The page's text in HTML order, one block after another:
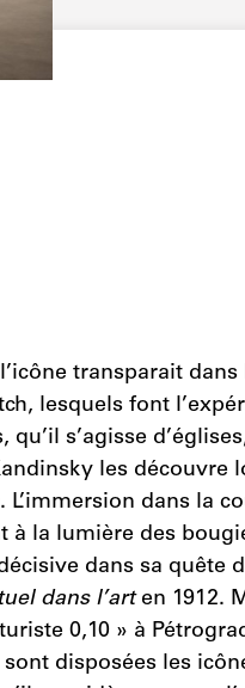
transparait dans
lesquels font
s’agisse
les découvre
dans la
la lumière des
dans sa quête
dans l’arten 1912.
0,10 » à
disposées les